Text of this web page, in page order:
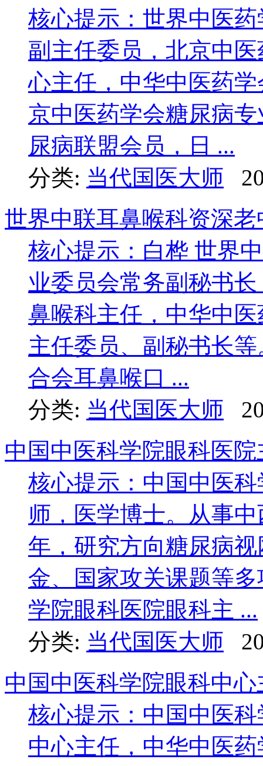
核心提示：世界中医
副主任委员，北京中
心主任，中华中医药
京中医药学会糖尿病
尿病联盟会员，日 ...
分类: 当代国医大师
世界中联耳鼻喉科资深
核心提示：白桦 世界
业委员会常务副秘书
鼻喉科主任，中华中
主任委员、副秘书
合会耳鼻喉口 ...
分类: 当代国医大师
中国中医科学院眼科医
核心提示：中国中医
师，医学博士。从事
年，研究方向糖尿病
金、国家攻关课题
学院眼科医院眼科主 ...
分类: 当代国医大师
中国中医科学院眼科中
核心提示：中国中医
中心主任，中华中医